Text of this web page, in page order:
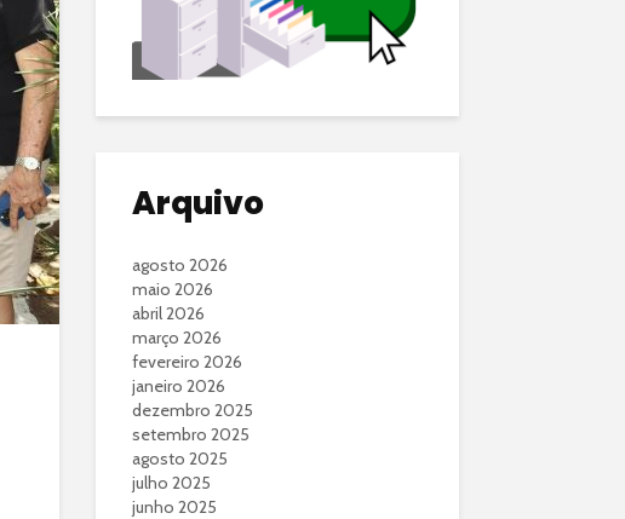
Arquivo
agosto 2026
maio 2026
abril 2026
março 2026
fevereiro 2026
janeiro 2026
dezembro 2025
setembro 2025
agosto 2025
julho 2025
junho 2025